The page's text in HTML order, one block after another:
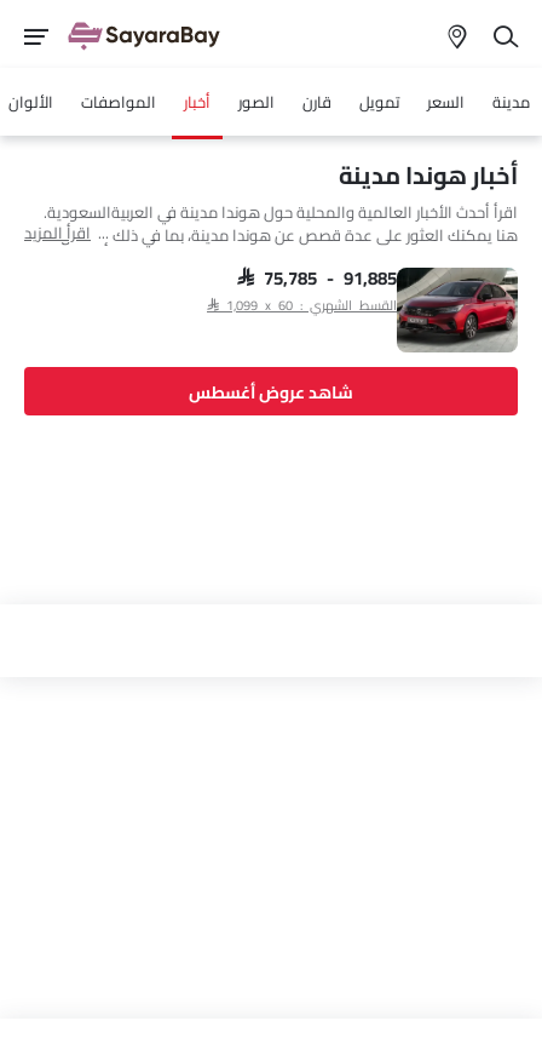
مدينة السعر تمويل قارن الصور أخبار المواصفات الألوان
أخبار هوندا مدينة
اقرأ أحدث الأخبار العالمية والمحلية حول هوندا مدينة في العربيةالسعودية.
هنا يمكنك العثور على عدة قصص عن هوندا مدينة، بما في ذلك إطلاقها،
وتحديثات المحرك، والمواصفات، والمقارنات، وتقييمات الأمان، وما إلى ذلك.
اقرأ المزيد
SAR 75,785 - 91,885
القسط الشهري : SAR 1,099 x 60
شاهد عروض أغسطس